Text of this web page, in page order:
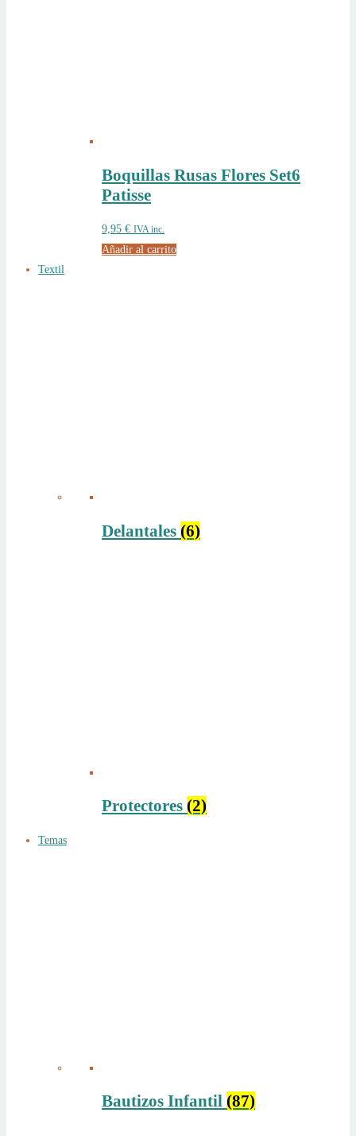
Boquillas Rusas Flores Set6
Patisse
9,95 € IVA inc.
Añadir al carrito
Textil
Delantales (6)
Protectores (2)
Temas
Bautizos Infantil (87)